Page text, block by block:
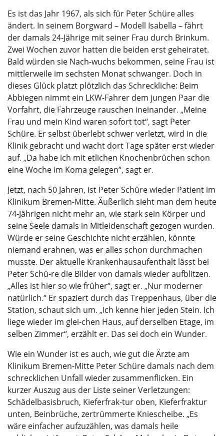
Es ist das Jahr 1967, als sich für Peter Schüre alles
ändert. In seinem Borgward – Modell Isabella – fährt
der damals 24-Jährige mit seiner Frau durch Brinkum.
Zwei Wochen zuvor hatten die beiden erst geheiratet.
Bald würden sie Nach-wuchs bekommen, seine Frau ist
mittlerweile im sechsten Monat schwanger. Doch in
dieses Glück platzt plötzlich das Schreckliche: Beim
Abbiegen nimmt ein LKW-Fahrer dem jungen Paar die
Vorfahrt, die Fahrzeuge rauschen ineinander. „Meine
Frau und mein Kind waren sofort tot“, sagt Peter
Schüre. Er selbst überlebt schwer verletzt, wird in die
Klinik gebracht und wacht dort Tage später erst wieder
auf. „Da habe ich mit etlichen Knochenbrüchen schon
eine Woche im Koma gelegen“, sagt er.
Jetzt, nach 50 Jahren, ist Peter Schüre wieder Patient im
Klinikum Bremen-Mitte. Äußerlich sieht man dem heute
74-Jährigen nicht mehr an, wie stark sein Körper und
seine Seele damals in Mitleidenschaft gezogen wurden.
Würde er seine Geschichte nicht erzählen, könnte
niemand erahnen, was er alles schon durchmachen
musste. Der aktuelle Krankenhausaufenthalt lässt bei
Peter Schü-re die Bilder von damals wieder aufblitzen.
„Alles ist hier so wie früher“, sagt er. „Nur moderner
natürlich.“ Er spaziert durch das Treppenhaus, über die
Station, schaut sich um. „Ich kenne hier jeden Stein. Ich
liege wieder im glei-chen Haus, auf derselben Etage, im
selben Zimmer“, erzählt er. Das sei doch ein Wunder.
Wie ein Wunder ist es auch, wie gut die Ärzte am
Klinikum Bremen-Mitte Peter Schüre damals nach dem
schrecklichen Unfall wieder zusammenflicken. Ein
kurzer Auszug aus der Liste seiner Verletzungen:
Schädelbasisbruch, Kieferfrak-tur oben, Kieferfraktur
unten, Beinbrüche, zertrümmerte Kniescheibe. „Es
wäre einfacher aufzuzählen, was damals heile